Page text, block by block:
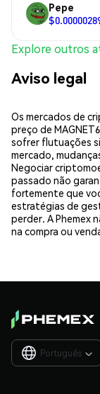
Pepe
Explore outros
Aviso legal
Os mercados de
preço de
sofrer flutuações
mercado,
Negociar
passado não
fortemente que
estratégias de
perder. A Phemex
na compra ou
Português 